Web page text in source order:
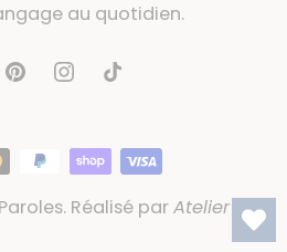
au quotidien.
. Réalisé parAtelier 54